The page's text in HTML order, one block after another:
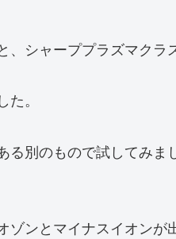
、シャーププラズマクラ
。
別のもので試してみまし
ンとマイナスイオンが